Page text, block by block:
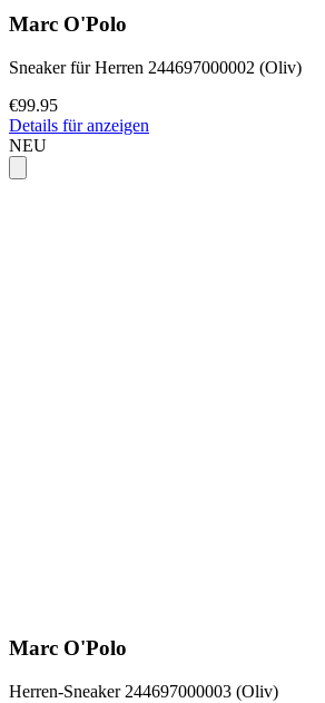
Marc O'Polo
Sneaker für Herren 244697000002 (Oliv)
€99.95
Details für anzeigen
NEU
Marc O'Polo
Herren-Sneaker 244697000003 (Oliv)